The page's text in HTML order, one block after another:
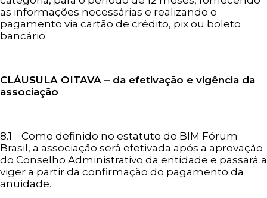
as informações necessárias e realizando o
pagamento via cartão de crédito, pix ou boleto
bancário.
CLÁUSULA OITAVA – da efetivação e vigência da
associação
8.1 Como definido no estatuto do BIM Fórum
Brasil, a associação será efetivada após a aprovação
do Conselho Administrativo da entidade e passará a
viger a partir da confirmação do pagamento da
anuidade.